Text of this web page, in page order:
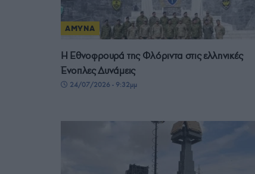
ΑΜΥΝΑ
Η Εθνοφρουρά της Φλόριντα στις ελληνικές
Ένοπλες Δυνάμεις
24/07/2026 - 9:32μμ